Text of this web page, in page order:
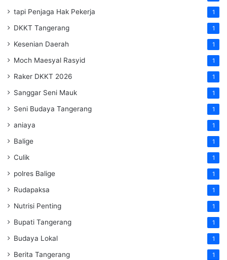
tapi Penjaga Hak Pekerja 1
DKKT Tangerang 1
Kesenian Daerah 1
Moch Maesyal Rasyid 1
Raker DKKT 2026 1
Sanggar Seni Mauk 1
Seni Budaya Tangerang 1
aniaya 1
Balige 1
Culik 1
polres Balige 1
Rudapaksa 1
Nutrisi Penting 1
Bupati Tangerang 1
Budaya Lokal 1
Berita Tangerang 1